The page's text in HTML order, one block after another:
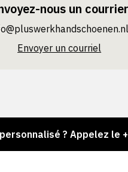
nous un courrier
Envoyer un courriel
? Appelez le +31 85